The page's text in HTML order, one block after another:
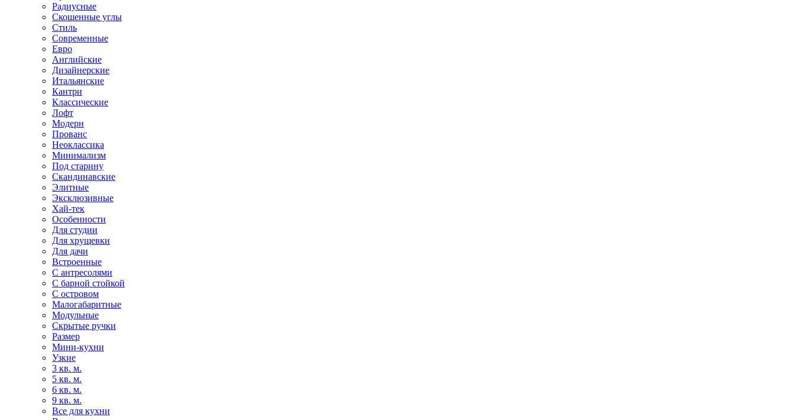
Радиусные
Скошенные углы
Стиль
Современные
Евро
Английские
Дизайнерские
Итальянские
Кантри
Классические
Лофт
Модерн
Прованс
Неоклассика
Минимализм
Под старину
Скандинавские
Элитные
Эксклюзивные
Хай-тек
Особенности
Для студии
Для хрущевки
Для дачи
Встроенные
С антресолями
С барной стойкой
С островом
Малогабаритные
Модульные
Скрытые ручки
Размер
Мини-кухни
Узкие
3 кв. м.
5 кв. м.
6 кв. м.
9 кв. м.
Все для кухни